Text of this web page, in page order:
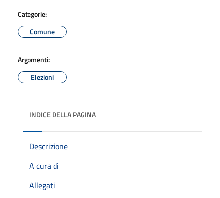
Categorie:
Comune
Argomenti:
Elezioni
INDICE DELLA PAGINA
Descrizione
A cura di
Allegati